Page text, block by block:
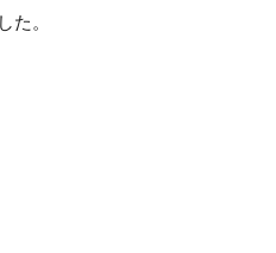
た。